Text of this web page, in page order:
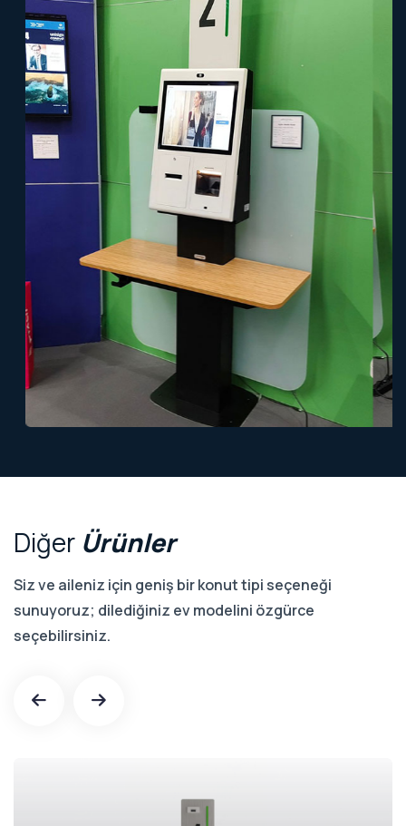
Diğer Ürünler
Siz ve aileniz için geniş bir konut tipi seçeneği
sunuyoruz; dilediğiniz ev modelini özgürce
seçebilirsiniz.